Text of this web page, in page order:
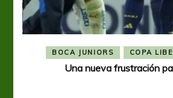
BOCA JUNIORS COPA
Una nueva frustración